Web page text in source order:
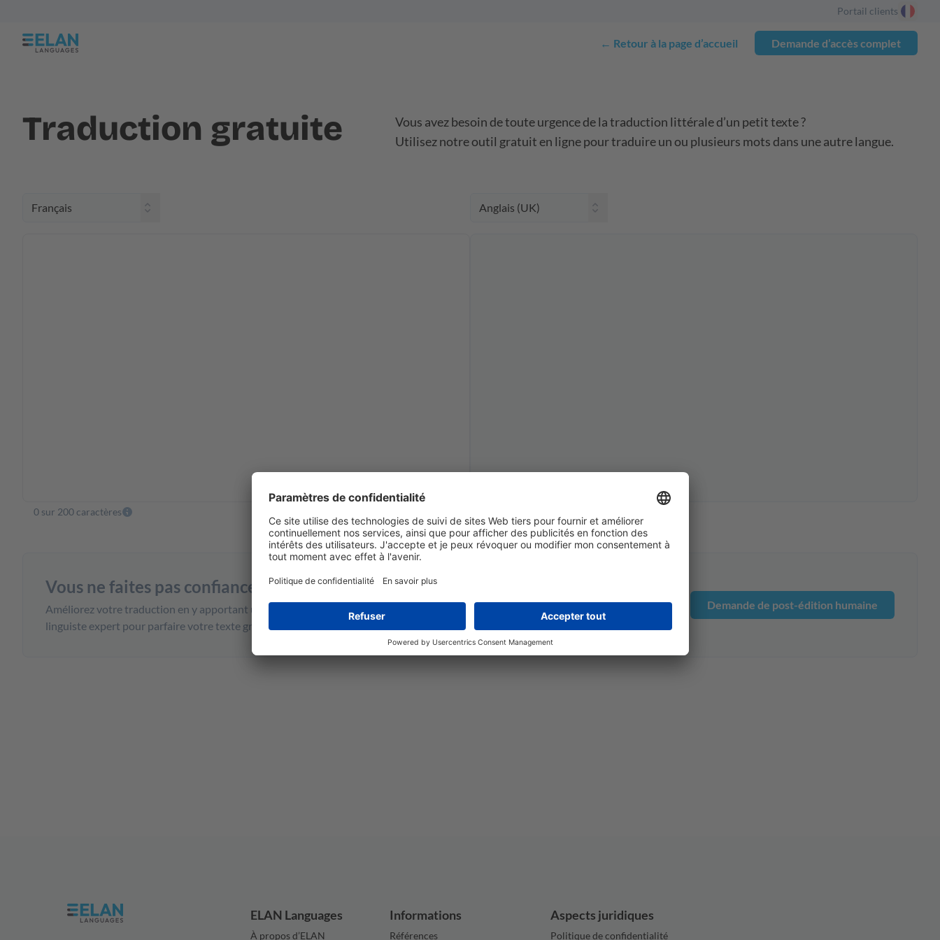
Portail clients
← Retour à la page d’accueil Demande d’accès complet
Traduction gratuite
Vous avez besoin de toute urgence de la traduction littérale d’un petit texte ?
Utilisez notre outil gratuit en ligne pour traduire un ou plusieurs mots dans une autre langue.
0 sur 200 caractères
Vous ne faites pas confiance à notre IA ?
Améliorez votre traduction en y apportant une touche humaine ! Faites appel à un
linguiste expert pour parfaire votre texte grâce à notre service de post-édition.
Demande de post-édition humaine
ELAN Languages
À propos d’ELAN
Informations
Références
Aspects juridiques
Politique de confidentialité